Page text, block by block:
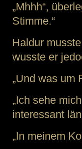
„Mhhh“,
Stimme.“
Haldur
wusste er
„Und was um
„Ich sehe
interessant
„In meinem